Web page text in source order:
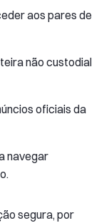
aos pares de
não custodial
oficiais da
navegar
segura, por